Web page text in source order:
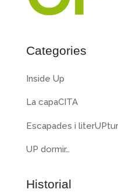
Categories
Inside Up
La capaCITA
Escapades i
UP dormir…
Historial